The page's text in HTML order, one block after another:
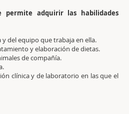
permite adquirir las habilidades
del equipo que trabaja en ella.
y elaboración de dietas.
de compañía.
clínica y de laboratorio en las que el